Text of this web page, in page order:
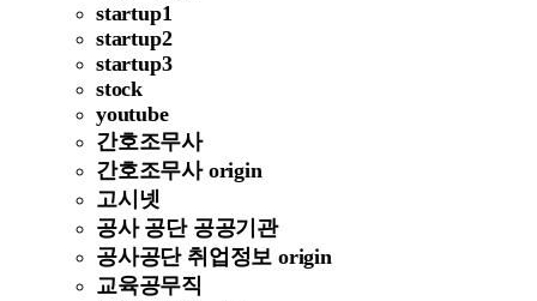
startup1
startup2
startup3
stock
youtube
간호조무사
간호조무사 origin
고시넷
공사 공단 공공기관
공사공단 취업정보 origin
교육공무직